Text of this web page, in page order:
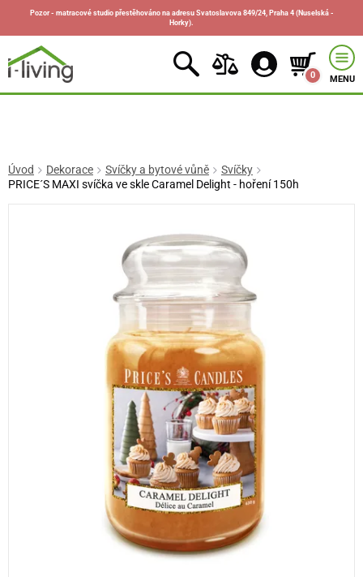
Pozor - matracové studio přestěhováno na adresu Svatoslavova 849/24, Praha 4 (Nuselská -
Horky).
0 MENU
Úvod Dekorace Svíčky a bytové vůně
Svíčky
PRICE´S MAXI svíčka ve skle Caramel Delight - hoření 150h